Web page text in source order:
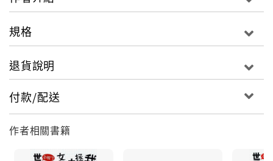
規格
退貨說明
付款/配送
作者相關書籍